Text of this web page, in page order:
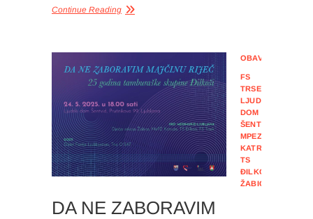
Continue Reading
OBAVIJESTI
FS
TRSEK
LJUDSKI
DOM
ŠENTVID
MPEZ
KATRUŽE
TS
ĐILKOŠI
ŽABICE
DA NE ZABORAVIM